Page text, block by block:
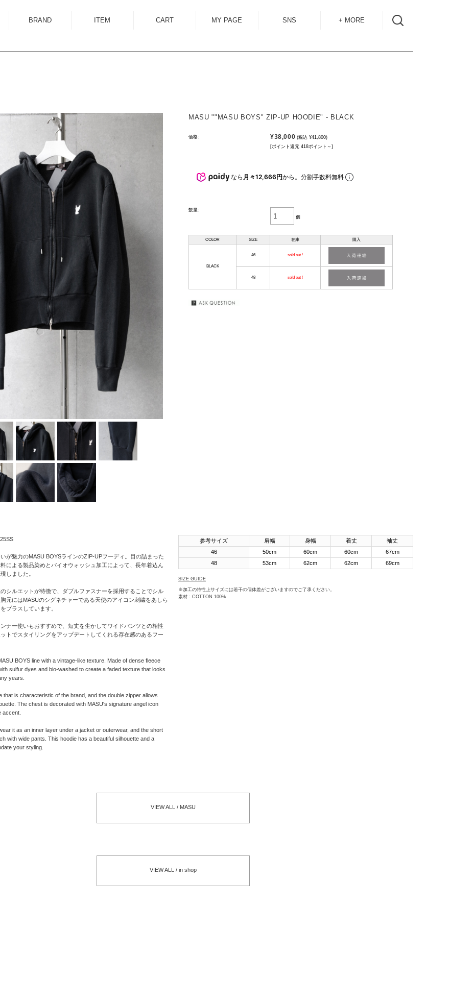
BRAND
AUTTAA
BED J.W. FORD
BOW WOW
CUINIIE
Edwina Horl
Garden of Eden
HAFFMANS &
KUBORAUM
macromauro
premio gordo
Sasquatchfabrix.
SEALSON
SHINYAKOZUKA
soe
STUDIO
th products
URU
VOAAOV
YOKO
OTHERS
ITEM
CUTSEWN
HAT/CAP
EYEWEAR
ACCESSORY
BAG
GIFT
WRAPPING
CART MY PAGE SNS + MORE
CONTACT
MASU ""MASU BOYS" ZIP-UP HOODIE" - BLACK
価格: ¥38,000 (税込 ¥41,800)
[ポイント還元 418ポイント～]
なら 月々12,666円から。分割手数料無料
数量:
個
COLOR SIZE 在庫 購入
BLACK
46 sold out !
48 sold out !
が魅力のMASU BOYSラインのZIP-UPフーディ。目の詰まった
による製品染めとバイオウォッシュ加工によって、長年着込ん
しました。
シルエットが特徴で、ダブルファスナーを採用することでシル
元にはMASUのシグネチャーである天使のアイコン刺繍をあしら
プラスしています。
ナー使いもおすすめで、短丈を生かしてワイドパンツとの相性
トでスタイリングをアップデートしてくれる存在感のあるフー
BOYS line with a vintage-like texture. Made of dense fleece
sulfur dyes and bio-washed to create a faded texture that looks
years.
that is characteristic of the brand, and the double zipper allows
The chest is decorated with MASU's signature angel icon
accent.
it as an inner layer under a jacket or outerwear, and the short
with wide pants. This hoodie has a beautiful silhouette and a
your styling.
参考サイズ 肩幅 身幅 着丈
袖丈
46
50cm 60cm 60cm
67cm
48
53cm 62cm 62cm 69cm
SIZE GUIDE
※加工の特性上サイズには若干の個体差がございますのでご了承ください。
素材 : COTTON 100%
VIEW ALL / MASU
VIEW ALL / in shop